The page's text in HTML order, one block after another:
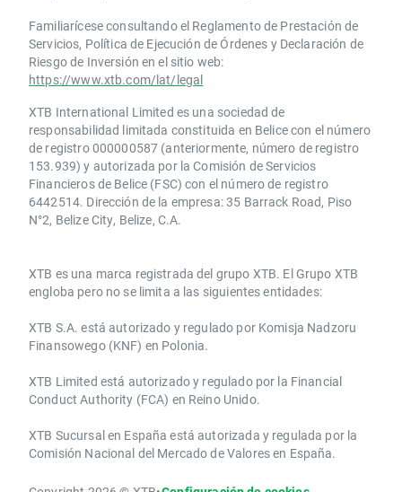
Familiarícese consultando el Reglamento de Prestación de
Servicios, Política de Ejecución de Órdenes y Declaración de
Riesgo de Inversión en el sitio web:
https://www.xtb.com/lat/legal
XTB International Limited es una sociedad de
responsabilidad limitada constituida en Belice con el número
de registro 000000587 (anteriormente, número de registro
153.939) y autorizada por la Comisión de Servicios
Financieros de Belice (FSC) con el número de registro
6442514. Dirección de la empresa: 35 Barrack Road, Piso
N°2, Belize City, Belize, C.A.
​​XTB es una marca registrada del grupo XTB. El Grupo XTB
engloba pero no se limita a las siguientes entidades:
XTB S.A.​ está autorizado y regulado por Komisja Nadzoru
Finansowego (KNF) ​en Polonia.
XTB Limited ​está autorizado y regulado por la ​Financial
Conduct Authority ​(FCA) en ​​Reino Unido.
XTB Sucursal en España está autorizada y regulada por la
Comisión Nacional del Mercado de Valores en España.